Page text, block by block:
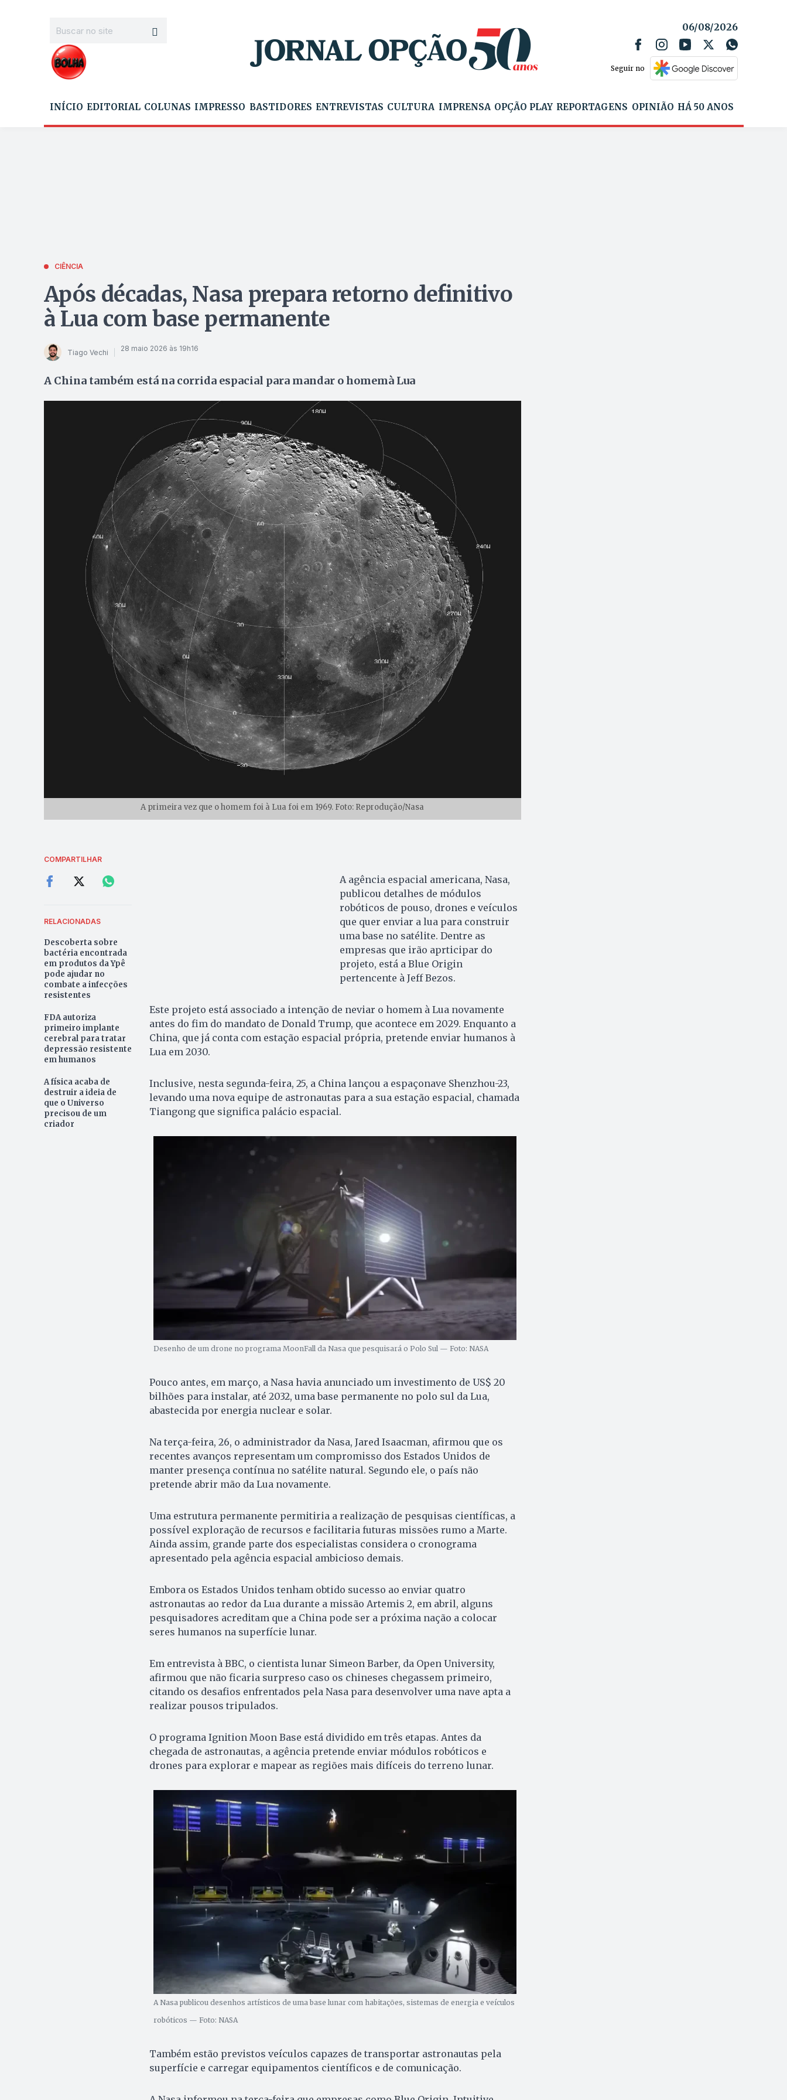
06/08/2026
Seguir no
INÍCIO EDITORIAL COLUNAS IMPRESSO BASTIDORES ENTREVISTAS CULTURA IMPRENSA OPÇÃO PLAY REPORTAGENS OPINIÃO HÁ 50 ANOS
CIÊNCIA
Após décadas, Nasa prepara retorno definitivo
à Lua com base permanente
Tiago Vechi 28 maio 2026 às 19h16
A China também está na corrida espacial para mandar o homemà Lua
A primeira vez que o homem foi à Lua foi em 1969. Foto: Reprodução/Nasa
COMPARTILHAR
RELACIONADAS
Descoberta sobre
bactéria encontrada
em produtos da Ypê
pode ajudar no
combate a infecções
resistentes
FDA autoriza
primeiro implante
cerebral para tratar
depressão resistente
em humanos
A física acaba de
destruir a ideia de
que o Universo
precisou de um
criador
A agência espacial americana, Nasa,
publicou detalhes de módulos
robóticos de pouso, drones e veículos
que quer enviar a lua para construir
uma base no satélite. Dentre as
empresas que irão aprticipar do
projeto, está a Blue Origin
pertencente à Jeff Bezos.
Este projeto está associado a intenção de neviar o homem à Lua novamente
antes do fim do mandato de Donald Trump, que acontece em 2029. Enquanto a
China, que já conta com estação espacial própria, pretende enviar humanos à
Lua em 2030.
Inclusive, nesta segunda-feira, 25, a China lançou a espaçonave Shenzhou-23,
levando uma nova equipe de astronautas para a sua estação espacial, chamada
Tiangong que significa palácio espacial.
Desenho de um drone no programa MoonFall da Nasa que pesquisará o Polo Sul — Foto: NASA
Pouco antes, em março, a Nasa havia anunciado um investimento de US$ 20
bilhões para instalar, até 2032, uma base permanente no polo sul da Lua,
abastecida por energia nuclear e solar.
Na terça-feira, 26, o administrador da Nasa, Jared Isaacman, afirmou que os
recentes avanços representam um compromisso dos Estados Unidos de
manter presença contínua no satélite natural. Segundo ele, o país não
pretende abrir mão da Lua novamente.
Uma estrutura permanente permitiria a realização de pesquisas científicas, a
possível exploração de recursos e facilitaria futuras missões rumo a Marte.
Ainda assim, grande parte dos especialistas considera o cronograma
apresentado pela agência espacial ambicioso demais.
Embora os Estados Unidos tenham obtido sucesso ao enviar quatro
astronautas ao redor da Lua durante a missão Artemis 2, em abril, alguns
pesquisadores acreditam que a China pode ser a próxima nação a colocar
seres humanos na superfície lunar.
Em entrevista à BBC, o cientista lunar Simeon Barber, da Open University,
afirmou que não ficaria surpreso caso os chineses chegassem primeiro,
citando os desafios enfrentados pela Nasa para desenvolver uma nave apta a
realizar pousos tripulados.
O programa Ignition Moon Base está dividido em três etapas. Antes da
chegada de astronautas, a agência pretende enviar módulos robóticos e
drones para explorar e mapear as regiões mais difíceis do terreno lunar.
A Nasa publicou desenhos artísticos de uma base lunar com habitações, sistemas de energia e veículos
robóticos — Foto: NASA
Também estão previstos veículos capazes de transportar astronautas pela
superfície e carregar equipamentos científicos e de comunicação.